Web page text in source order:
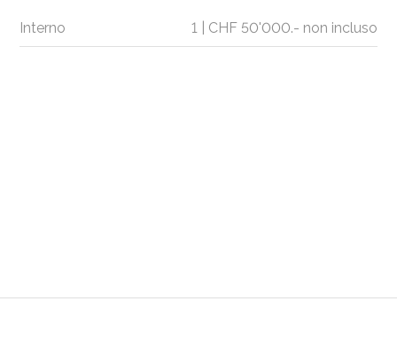
Interno 1 | CHF 50'000.- non incluso